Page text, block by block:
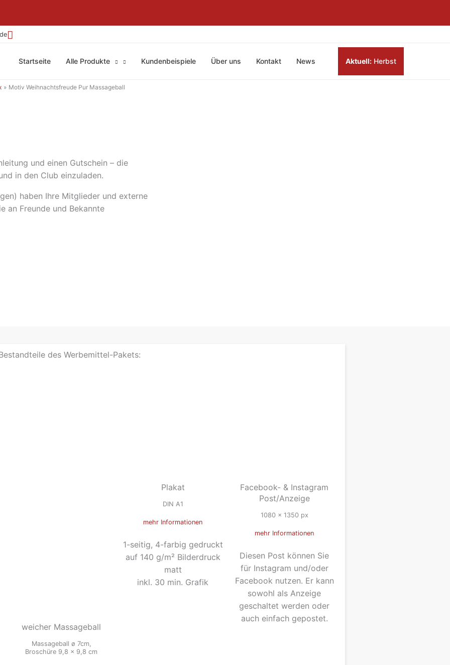
Startseite Alle Produkte Kundenbeispiele Über uns Kontakt News Aktuell: Herbst
Motiv Weihnachtsfreude Pur Massageball
und einen Gutschein – die
in den Club einzuladen.
haben Ihre Mitglieder und externe
an Freunde und Bekannte
des Werbemittel-Pakets:
weicher Massageball
Massageball ø 7cm,
Broschüre 9,8 x 9,8 cm
Plakat
DIN A1
mehr Informationen
1-seitig, 4-farbig gedruckt
auf 140 g/m² Bilderdruck
matt
inkl. 30 min. Grafik
Facebook- & Instagram
Post/Anzeige
1080 x 1350 px
mehr Informationen
Diesen Post können Sie
für Instagram und/oder
Facebook nutzen. Er kann
sowohl als Anzeige
geschaltet werden oder
auch einfach gepostet.